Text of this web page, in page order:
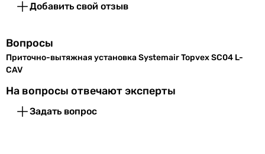
Добавить свой отзыв
Вопросы
Приточно-вытяжная установка Systemair Topvex SC04 L-
CAV
На вопросы отвечают эксперты
Задать вопрос